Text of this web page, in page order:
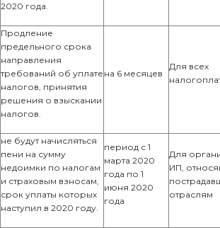
2020 года.
Продление
предельного срока
направления
требований об уплате
налогов, принятия
решения о взыскании
налогов.
на 6 месяцев
Для всех
не будут начисляться
пени на сумму
недоимки по налогам
и страховым взносам,
срок уплаты которых
наступил в 2020 году.
период с 1
марта 2020
года по 1
июня 2020
года
Для
ИП,
отраслям